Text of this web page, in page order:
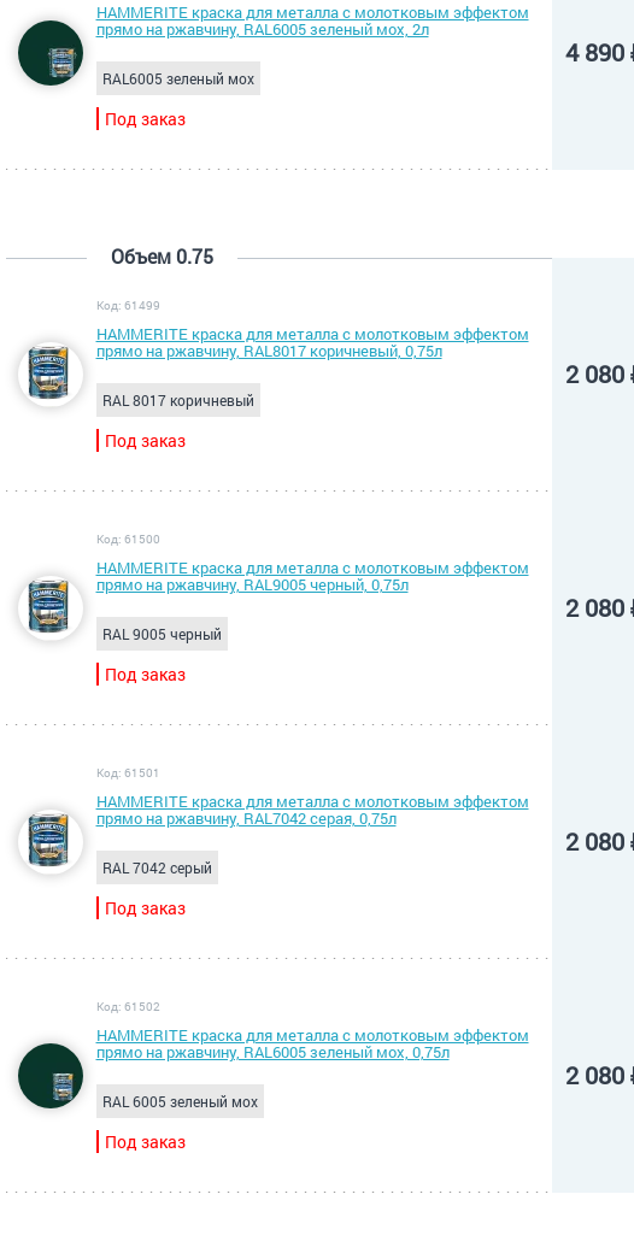
HAMMERITE краска для металла с молотковым эффектом
прямо на ржавчину, RAL6005 зеленый мох, 2л
RAL6005 зеленый мох
Под заказ
4 890
Объем 0.75
Код: 61499
HAMMERITE краска для металла с молотковым эффектом
прямо на ржавчину, RAL8017 коричневый, 0,75л
RAL 8017 коричневый
Под заказ
2 080
Код: 61500
HAMMERITE краска для металла с молотковым эффектом
прямо на ржавчину, RAL9005 черный, 0,75л
RAL 9005 черный
Под заказ
2 080
Код: 61501
HAMMERITE краска для металла с молотковым эффектом
прямо на ржавчину, RAL7042 серая, 0,75л
RAL 7042 серый
Под заказ
2 080
Код: 61502
HAMMERITE краска для металла с молотковым эффектом
прямо на ржавчину, RAL6005 зеленый мох, 0,75л
RAL 6005 зеленый мох
Под заказ
2 080